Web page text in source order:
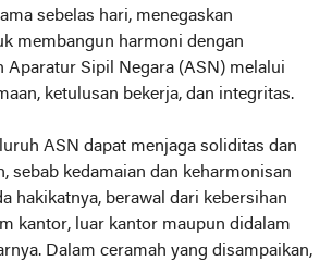
sebelas hari, menegaskan
membangun harmoni dengan
Aparatur Sipil Negara (ASN) melalui
ketulusan bekerja, dan integritas.
ASN dapat menjaga soliditas dan
sebab kedamaian dan keharmonisan
hakikatnya, berawal dari kebersihan
kantor, luar kantor maupun didalam
Dalam ceramah yang disampaikan,